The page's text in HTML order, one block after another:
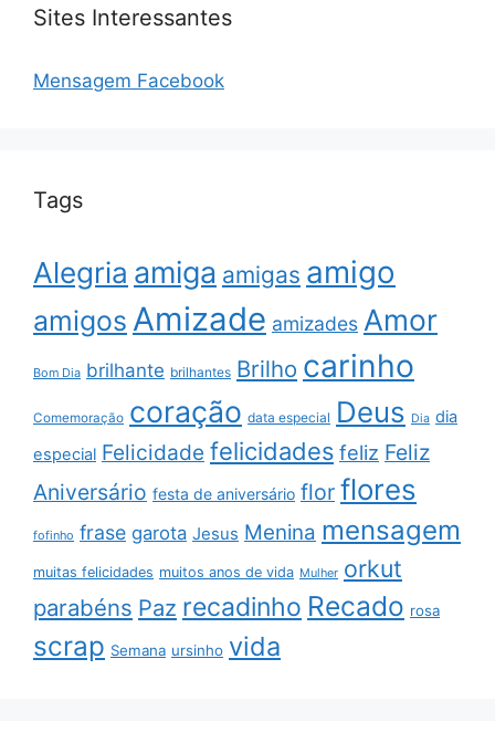
Sites Interessantes
Mensagem Facebook
Tags
Alegria amiga amigas amigo
amigos Amizade amizades Amor
Bom Dia brilhante brilhantes Brilho carinho
Comemoração coração data especial Deus Dia dia
especial Felicidade felicidades feliz Feliz
Aniversário festa de aniversário flor flores
fofinho frase garota Jesus Menina mensagem
muitas felicidades muitos anos de vida Mulher orkut
parabéns Paz recadinho Recado rosa
scrap Semana ursinho vida